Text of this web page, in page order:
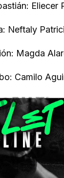
Eliecer
Neftaly
Magda
Camilo